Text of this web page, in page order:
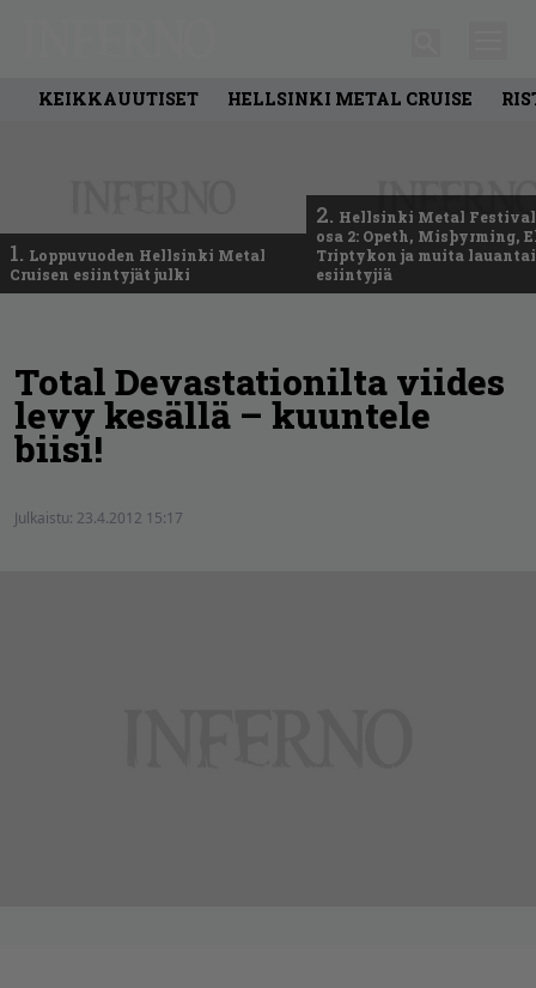
KEIKKAUUTISET HELLSINKI METAL CRUISE
1. Loppuvuoden Hellsinki Metal
Cruisen esiintyjät julki
2. Hellsinki Metal
osa 2: Opeth, Misþyrming,
Triptykon ja muita
esiintyjiä
Total Devastationilta viides
levy kesällä – kuuntele
biisi!
Julkaistu: 23.4.2012 15:17